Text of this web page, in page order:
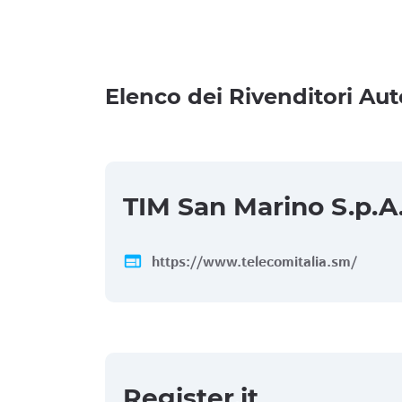
Elenco dei Rivenditori
TIM San Marino
web https://www.telecomitalia.sm/